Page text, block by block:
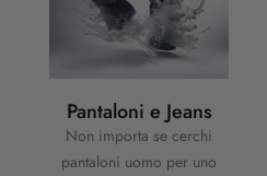
Pantaloni e Jeans
Non importa se cerchi
pantaloni uomo per uno